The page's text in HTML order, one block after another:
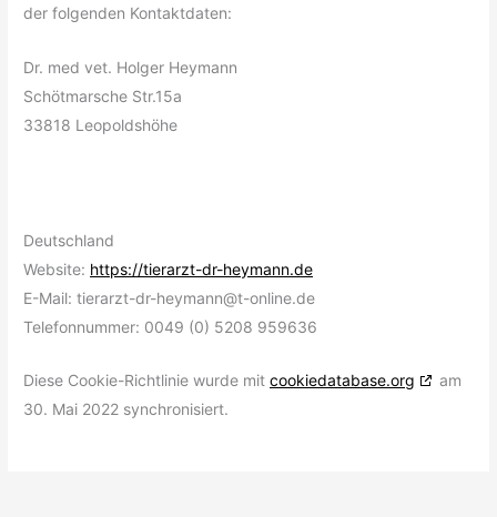
der folgenden Kontaktdaten:
Dr. med vet. Holger Heymann
Schötmarsche Str.15a
33818 Leopoldshöhe
Deutschland
Website: https://tierarzt-dr-heymann.de
E-Mail:tierarzt-dr-heymann@t-online.de
Telefonnummer: 0049 (0) 5208 959636
Diese Cookie-Richtlinie wurde mitcookiedatabase.org
am
30. Mai 2022 synchronisiert.